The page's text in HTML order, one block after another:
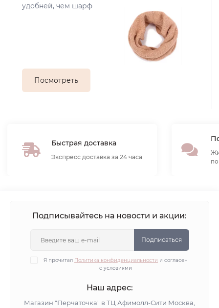
удобней, чем шарф
Посмотреть
Быстрая доставка
Экспресс доставка за 24 часа
Подписывайтесь на новости и акции:
Подписаться
Я прочитал Политика конфиденциальности и согласен
с условиями
Наш адрес:
Магазин "Перчаточка" в ТЦ Афимолл-Сити Москва,